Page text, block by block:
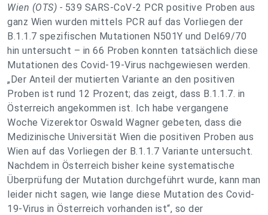
Wien (OTS) - 539 SARS-CoV-2 PCR positive Proben aus
ganz Wien wurden mittels PCR auf das Vorliegen der
B.1.1.7 spezifischen Mutationen N501Y und Del69/70
hin untersucht – in 66 Proben konnten tatsächlich diese
Mutationen des Covid-19-Virus nachgewiesen werden.
„Der Anteil der mutierten Variante an den positiven
Proben ist rund 12 Prozent; das zeigt, dass B.1.1.7. in
Österreich angekommen ist. Ich habe vergangene
Woche Vizerektor Oswald Wagner gebeten, dass die
Medizinische Universität Wien die positiven Proben aus
Wien auf das Vorliegen der B.1.1.7 Variante untersucht.
Nachdem in Österreich bisher keine systematische
Überprüfung der Mutation durchgeführt wurde, kann man
leider nicht sagen, wie lange diese Mutation des Covid-
19-Virus in Österreich vorhanden ist“, so der